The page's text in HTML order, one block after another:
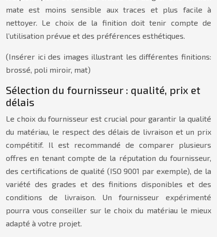
mate est moins sensible aux traces et plus facile à
nettoyer. Le choix de la finition doit tenir compte de
l’utilisation prévue et des préférences esthétiques.
(Insérer ici des images illustrant les différentes finitions:
brossé, poli miroir, mat)
Sélection du fournisseur : qualité, prix et
délais
Le choix du fournisseur est crucial pour garantir la qualité
du matériau, le respect des délais de livraison et un prix
compétitif. Il est recommandé de comparer plusieurs
offres en tenant compte de la réputation du fournisseur,
des certifications de qualité (ISO 9001 par exemple), de la
variété des grades et des finitions disponibles et des
conditions de livraison. Un fournisseur expérimenté
pourra vous conseiller sur le choix du matériau le mieux
adapté à votre projet.